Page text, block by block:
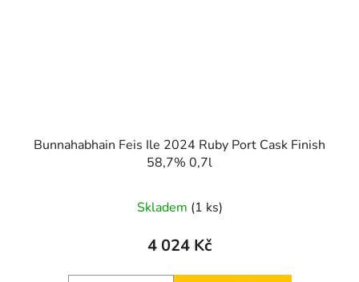
Bunnahabhain Feis Ile 2024 Ruby Port Cask Finish
58,7% 0,7l
Skladem (1 ks)
4 024 Kč